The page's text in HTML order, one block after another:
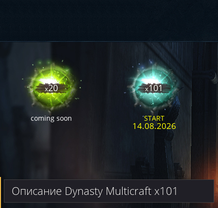
x20
coming soon
x101
START
14.08.2026
Описание Dynasty Multicraft x101